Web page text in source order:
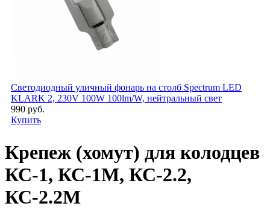
Светодиодный уличный фонарь на столб Spectrum LED
KLARK 2, 230V 100W 100lm/W, нейтральный свет
990 руб.
Купить
Крепеж (хомут) для колодцев
КС-1, КС-1М, КС-2.2,
КС-2.2М